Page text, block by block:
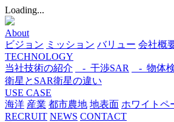
Loading...
About
ビジョン ミッション バリュー 会社概
TECHNOLOGY
当社技術の紹介
- 干渉SAR - 物体
衛星とSAR衛星の違い
USE CASE
海洋 産業 都市​農地 地表面 ホワイトペ
RECRUIT NEWS CONTACT